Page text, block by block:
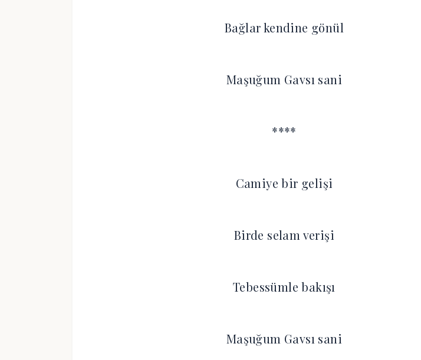
Bağlar kendine gönül
Maşuğum Gavsı sani
****
Camiye bir gelişi
Birde selam verişi
Tebessümle bakışı
Maşuğum Gavsı sani